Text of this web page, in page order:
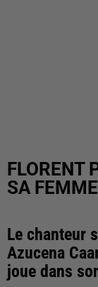
FLORENT
SA FEMME
Le chanteur
Azucena
joue dans